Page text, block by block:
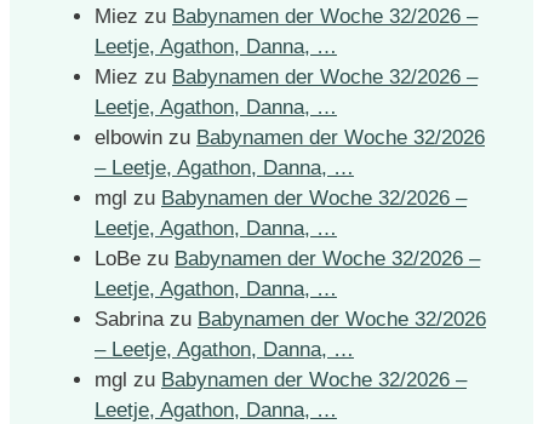
Miez zu Babynamen der Woche 32/2026 –
Leetje, Agathon, Danna, …
Miez zu Babynamen der Woche 32/2026 –
Leetje, Agathon, Danna, …
elbowin zu Babynamen der Woche 32/2026
– Leetje, Agathon, Danna, …
mgl zu Babynamen der Woche 32/2026 –
Leetje, Agathon, Danna, …
LoBe zu Babynamen der Woche 32/2026 –
Leetje, Agathon, Danna, …
Sabrinazu Babynamen der Woche 32/2026
– Leetje, Agathon, Danna, …
mgl zu Babynamen der Woche 32/2026 –
Leetje, Agathon, Danna, …